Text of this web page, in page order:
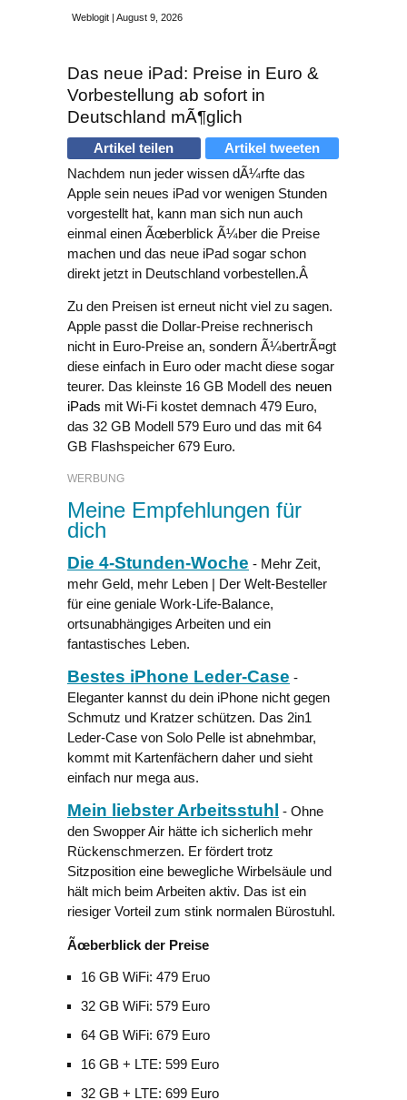
Weblogit | August 9, 2026
Das neue iPad: Preise in Euro &
Vorbestellung ab sofort in
Deutschland mÃ¶glich
Artikel teilen
Artikel tweeten
Nachdem nun jeder wissen dÃ¼rfte das
Apple sein neues iPad vor wenigen Stunden
vorgestellt hat, kann man sich nun auch
einmal einen Ãœberblick Ã¼ber die Preise
machen und das neue iPad sogar schon
direkt jetzt in Deutschland vorbestellen.Â
Zu den Preisen ist erneut nicht viel zu sagen.
Apple passt die Dollar-Preise rechnerisch
nicht in Euro-Preise an, sondern Ã¼bertrÃ¤gt
diese einfach in Euro oder macht diese sogar
teurer. Das kleinste 16 GB Modell des neuen
iPads mit Wi-Fi kostet demnach 479 Euro,
das 32 GB Modell 579 Euro und das mit 64
GB Flashspeicher 679 Euro.
WERBUNG
Meine Empfehlungen für
dich
Die 4-Stunden-Woche - Mehr Zeit,
mehr Geld, mehr Leben | Der Welt-Besteller
für eine geniale Work-Life-Balance,
ortsunabhängiges Arbeiten und ein
fantastisches Leben.
Bestes iPhone Leder-Case -
Eleganter kannst du dein iPhone nicht gegen
Schmutz und Kratzer schützen. Das 2in1
Leder-Case von Solo Pelle ist abnehmbar,
kommt mit Kartenfächern daher und sieht
einfach nur mega aus.
Mein liebster Arbeitsstuhl - Ohne
den Swopper Air hätte ich sicherlich mehr
Rückenschmerzen. Er fördert trotz
Sitzposition eine bewegliche Wirbelsäule und
hält mich beim Arbeiten aktiv. Das ist ein
riesiger Vorteil zum stink normalen Bürostuhl.
Ãœberblick der Preise
16 GB WiFi: 479 Eruo
32 GB WiFi: 579 Euro
64 GB WiFi: 679 Euro
16 GB + LTE: 599 Euro
32 GB + LTE: 699 Euro